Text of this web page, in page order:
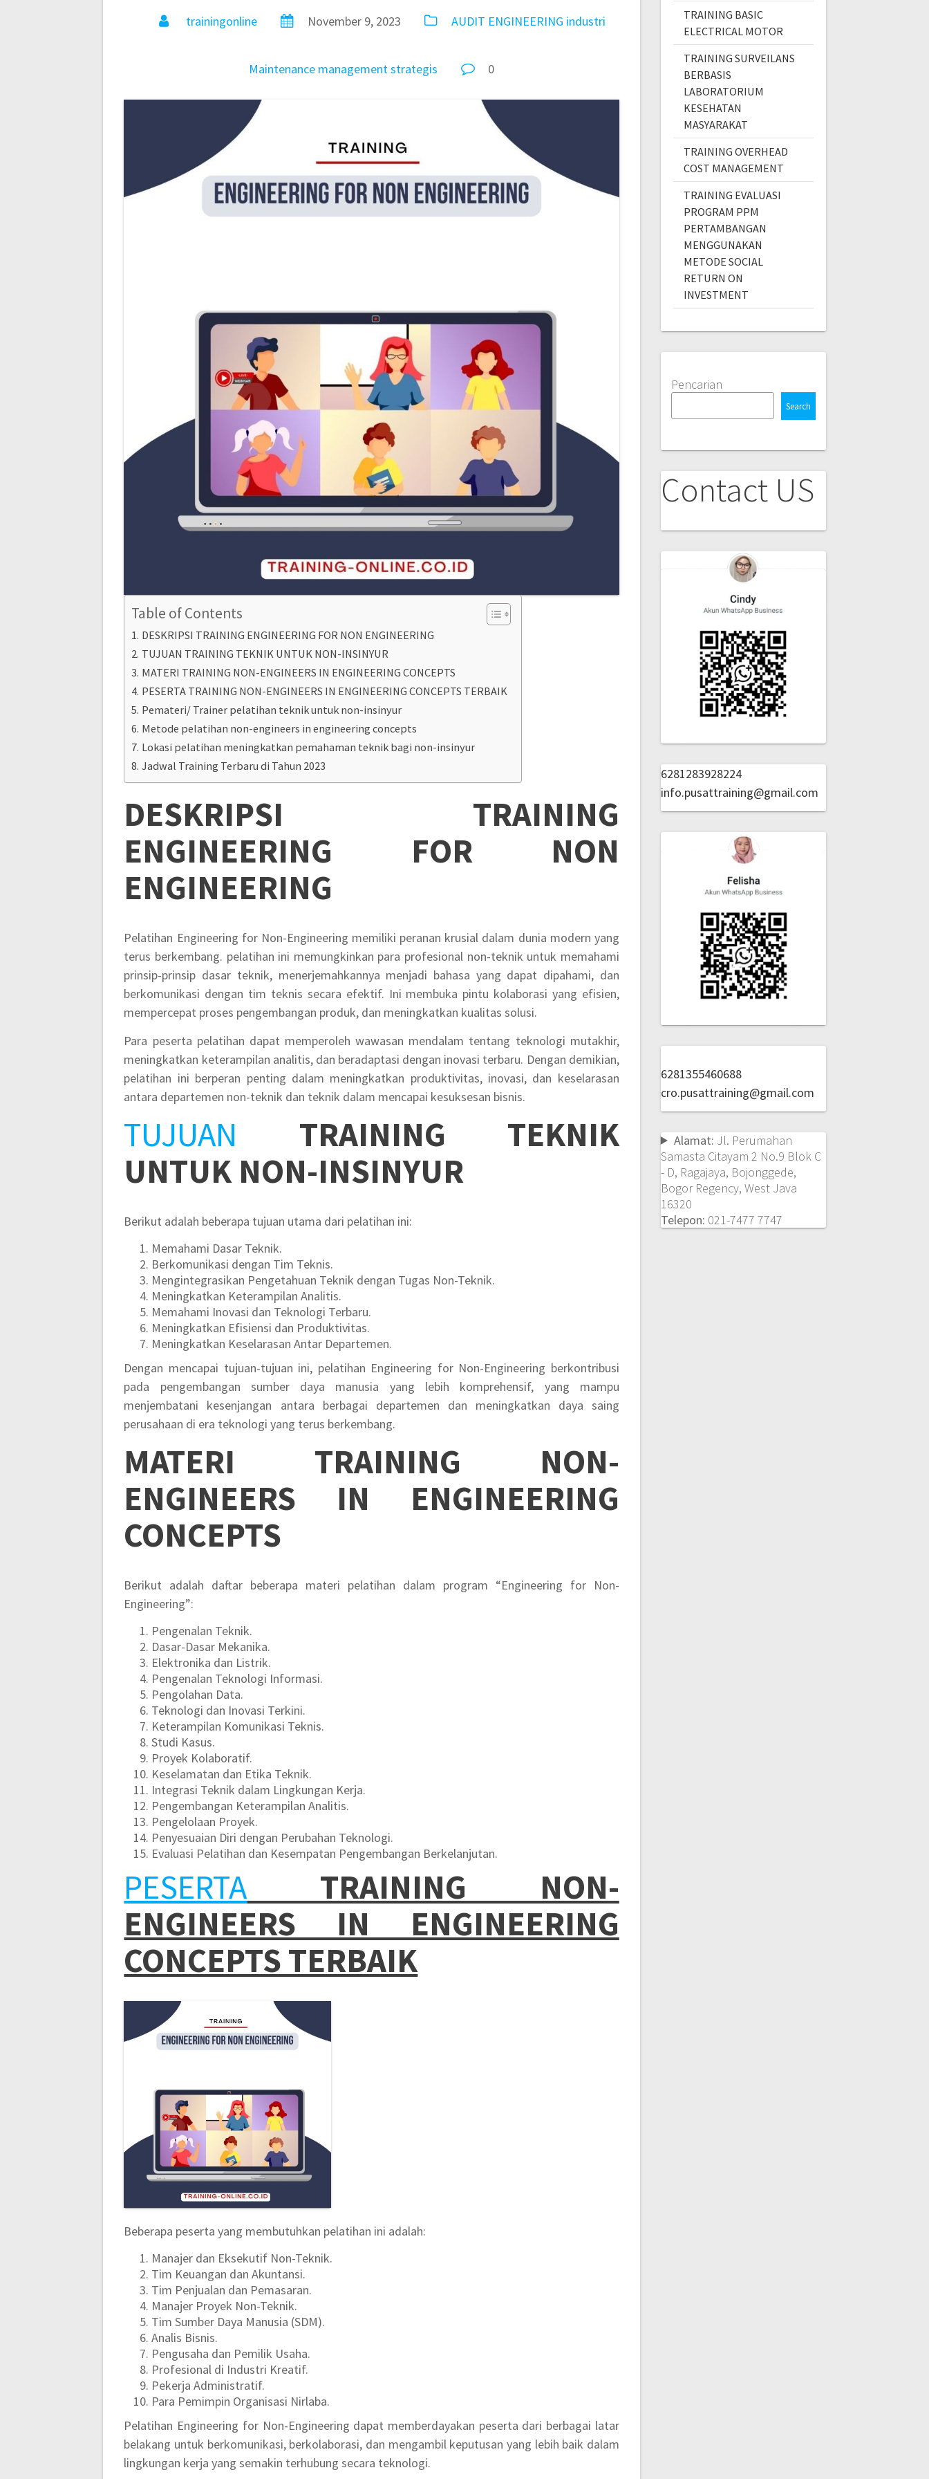
trainingonline November 9, 2023 AUDIT ENGINEERING industri
Maintenance managementstrategis 0
Table of Contents
DESKRIPSI TRAINING ENGINEERING FOR NON ENGINEERING
TUJUAN TRAINING TEKNIK UNTUK NON-INSINYUR
MATERI TRAINING NON-ENGINEERS IN ENGINEERING CONCEPTS
PESERTA TRAINING NON-ENGINEERS IN ENGINEERING CONCEPTS TERBAIK
Pemateri/ Trainer pelatihan teknik untuk non-insinyur
Metode pelatihan non-engineers in engineering concepts
Lokasi pelatihan meningkatkan pemahaman teknik bagi non-insinyur
Jadwal Training Terbaru di Tahun 2023
DESKRIPSI TRAINING
ENGINEERING FOR NON
ENGINEERING
Pelatihan Engineering for Non-Engineering memiliki peranan krusial dalam dunia modern yang
terus berkembang. pelatihan ini memungkinkan para profesional non-teknik untuk memahami
prinsip-prinsip dasar teknik, menerjemahkannya menjadi bahasa yang dapat dipahami, dan
berkomunikasi dengan tim teknis secara efektif. Ini membuka pintu kolaborasi yang efisien,
mempercepat proses pengembangan produk, dan meningkatkan kualitas solusi.
Para peserta pelatihan dapat memperoleh wawasan mendalam tentang teknologi mutakhir,
meningkatkan keterampilan analitis, dan beradaptasi dengan inovasi terbaru. Dengan demikian,
pelatihan ini berperan penting dalam meningkatkan produktivitas, inovasi, dan keselarasan
antara departemen non-teknik dan teknik dalam mencapai kesuksesan bisnis.
TUJUAN
TRAINING TEKNIK
UNTUK NON-INSINYUR
Berikut adalah beberapa tujuan utama dari pelatihan ini:
Memahami Dasar Teknik.
Berkomunikasi dengan Tim Teknis.
Mengintegrasikan Pengetahuan Teknik dengan Tugas Non-Teknik.
Meningkatkan Keterampilan Analitis.
Memahami Inovasi dan Teknologi Terbaru.
Meningkatkan Efisiensi dan Produktivitas.
Meningkatkan Keselarasan Antar Departemen.
Dengan mencapai tujuan-tujuan ini, pelatihan Engineering for Non-Engineering berkontribusi
pada pengembangan sumber daya manusia yang lebih komprehensif, yang mampu
menjembatani kesenjangan antara berbagai departemen dan meningkatkan daya saing
perusahaan di era teknologi yang terus berkembang.
MATERI TRAINING NON-
ENGINEERS IN ENGINEERING
CONCEPTS
Berikut adalah daftar beberapa materi pelatihan dalam program “Engineering for Non-
Engineering”:
Pengenalan Teknik.
Dasar-Dasar Mekanika.
Elektronika dan Listrik.
Pengenalan Teknologi Informasi.
Pengolahan Data.
Teknologi dan Inovasi Terkini.
Keterampilan Komunikasi Teknis.
Studi Kasus.
Proyek Kolaboratif.
Keselamatan dan Etika Teknik.
Integrasi Teknik dalam Lingkungan Kerja.
Pengembangan Keterampilan Analitis.
Pengelolaan Proyek.
Penyesuaian Diri dengan Perubahan Teknologi.
Evaluasi Pelatihan dan Kesempatan Pengembangan Berkelanjutan.
PESERTATRAINING NON-
ENGINEERS IN ENGINEERING
CONCEPTS TERBAIK
Beberapa peserta yang membutuhkan pelatihan ini adalah:
Manajer dan Eksekutif Non-Teknik.
Tim Keuangan dan Akuntansi.
Tim Penjualan dan Pemasaran.
Manajer Proyek Non-Teknik.
Tim Sumber Daya Manusia (SDM).
Analis Bisnis.
Pengusaha dan Pemilik Usaha.
Profesional di Industri Kreatif.
Pekerja Administratif.
Para Pemimpin Organisasi Nirlaba.
Pelatihan Engineering for Non-Engineering dapat memberdayakan peserta dari berbagai latar
belakang untuk berkomunikasi, berkolaborasi, dan mengambil keputusan yang lebih baik dalam
lingkungan kerja yang semakin terhubung secara teknologi.
TRAINING BASIC
ELECTRICAL MOTOR
TRAINING SURVEILANS
BERBASIS
LABORATORIUM
KESEHATAN
MASYARAKAT
TRAINING OVERHEAD
COST MANAGEMENT
TRAINING EVALUASI
PROGRAM PPM
PERTAMBANGAN
MENGGUNAKAN
METODE SOCIAL
RETURN ON
INVESTMENT
Pencarian
Search
Contact US
6281283928224
info.pusattraining@gmail.com
6281355460688
cro.pusattraining@gmail.com
Alamat: Jl. Perumahan
Samasta Citayam 2 No.9 Blok C
- D, Ragajaya, Bojonggede,
Bogor Regency, West Java
16320
Telepon: 021-7477 7747